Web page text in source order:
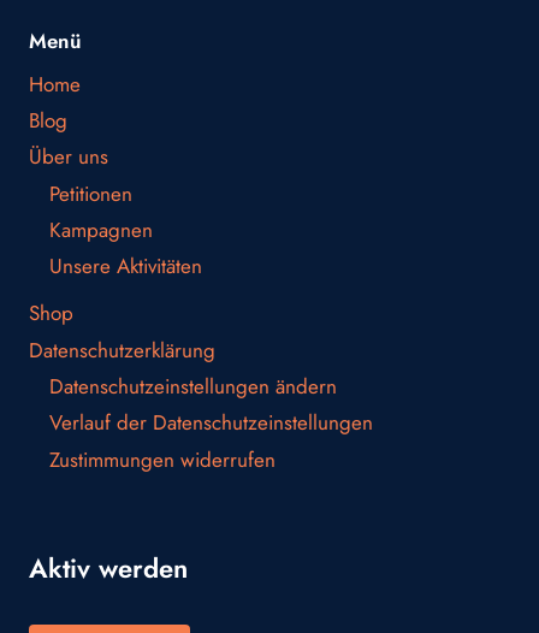
Menü
Home
Blog
Über uns
Petitionen
Kampagnen
Unsere Aktivitäten
Shop
Datenschutzerklärung
Datenschutzeinstellungen ändern
Verlauf der Datenschutzeinstellungen
Zustimmungen widerrufen
Aktiv werden